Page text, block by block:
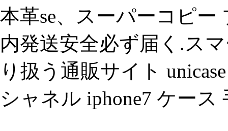
本革se、スーパーコピ
内発送安全必ず届く.ス
り扱う通販サイト
シャネル iphone7 ケース